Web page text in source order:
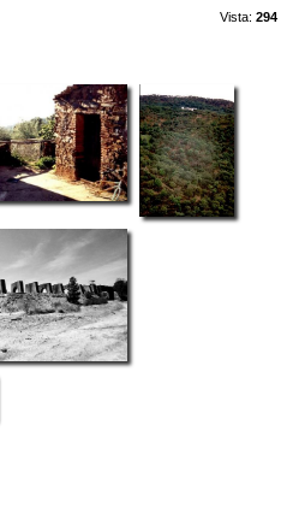
Vista: 294